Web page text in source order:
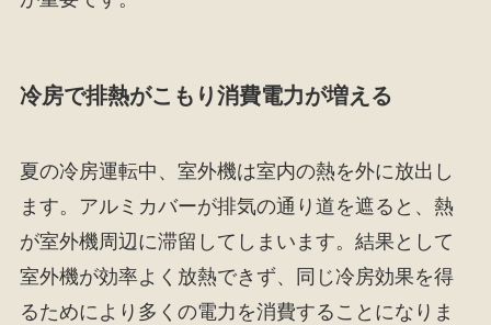
冷房で排熱がこもり消費電力が増える
夏の冷房運転中、室外機は室内の熱を外に放出し
ます。アルミカバーが排気の通り道を遮ると、熱
が室外機周辺に滞留してしまいます。結果として
室外機が効率よく放熱できず、同じ冷房効果を得
るためにより多くの電力を消費することになりま